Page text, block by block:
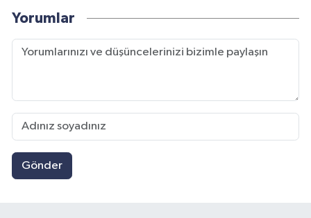
Yorumlar
Gönder